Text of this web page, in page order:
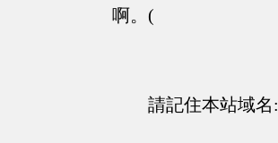
啊。(
請記住本站域名: